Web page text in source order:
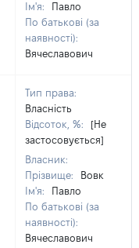
Ім'я:
Павло
По батькові (за
наявності):
Вячеславович
Тип права:
Власність
Відсоток, %:
[Не
застосовується]
Власник:
Прізвище:
Вовк
Ім'я:
Павло
По батькові (за
наявності):
Вячеславович